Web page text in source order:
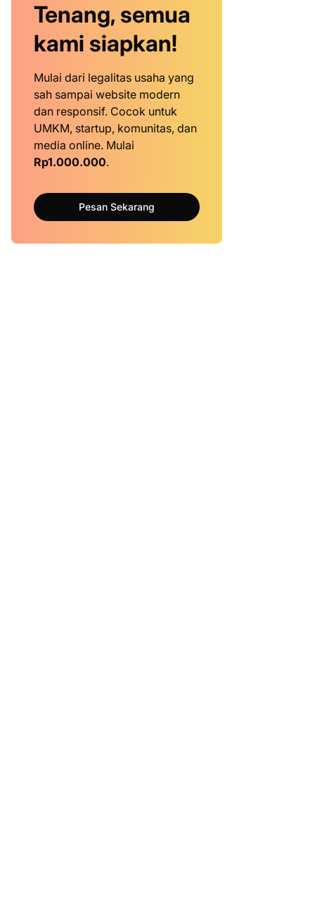
Tenang, semua
kami siapkan!
Mulai dari legalitas usaha yang
sah sampai website modern
dan responsif. Cocok untuk
UMKM, startup, komunitas, dan
media online. Mulai
Rp1.000.000.
Pesan Sekarang